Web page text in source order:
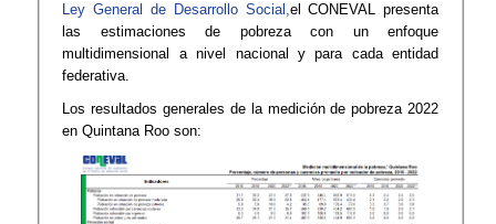
Ley General de Desarrollo Social,el CONEVAL presenta
las estimaciones de pobreza con un enfoque
multidimensional a nivel nacional y para cada entidad
federativa.​
Los resultados generales de la medición de pobreza 2022
en Quintana Roo son: